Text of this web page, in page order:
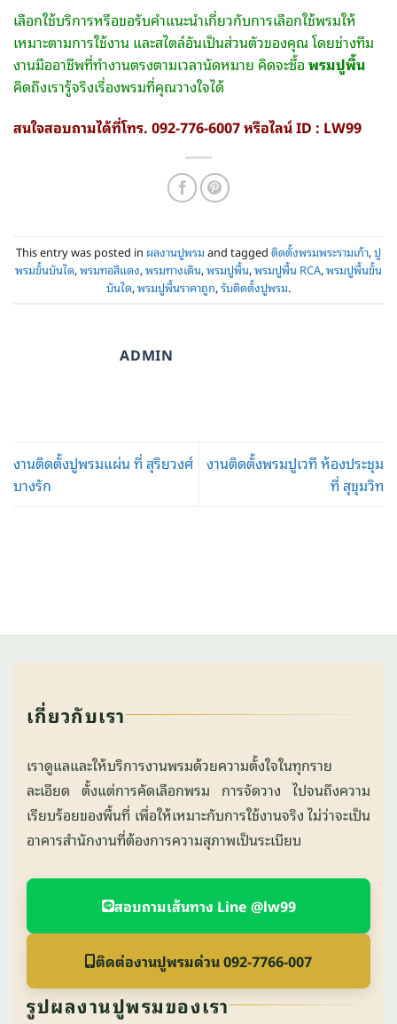
เลือกใช้บริการหรือขอรับคำแนะนำเกี่ยวกับการเลือกใช้พรมให้
เหมาะตามการใช้งาน และสไตล์อันเป็นส่วนตัวของคุณ โดยช่างทีม
งานมืออาชีพที่ทำงานตรงตามเวลานัดหมาย คิดจะซื้อพรมปูพื้น
คิดถึงเรารู้จริงเรื่องพรมที่คุณวางใจได้
สนใจสอบถามได้ที่โทร. 092-776-6007 หรือไลน์ ID : LW99
This entry was posted in ผลงานปูพรม and tagged ติดตั้งพรมพระรามเก้า,ปู
พรมขั้นบันได,พรมทอสีแดง,พรมทางเดิน,พรมปูพื้น,พรมปูพื้น RCA,พรมปูพื้นขั้น
บันได,พรมปูพื้นราคาถูก,รับติดตั้งปูพรม.
ADMIN
งานติดตั้งปูพรมแผ่น ที่ สุริยวงศ์
บางรัก
งานติดตั้งพรมปูเวที ห้องประชุม
ที่ สุขุมวิท
เกี่ยวกับเรา
เราดูแลและให้บริการงานพรมด้วยความตั้งใจในทุกราย
ละเอียด ตั้งแต่การคัดเลือกพรม การจัดวาง ไปจนถึงความ
เรียบร้อยของพื้นที่ เพื่อให้เหมาะกับการใช้งานจริง ไม่ว่าจะเป็น
อาคารสำนักงานที่ต้องการความสุภาพเป็นระเบียบ
สอบถามเส้นทาง Line @lw99
ติดต่องานปูพรมด่วน 092-7766-007
รูปผลงานปูพรมของเรา